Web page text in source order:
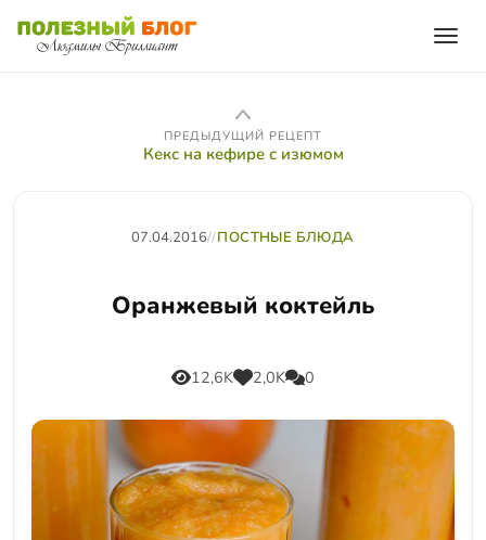
ПРЕДЫДУЩИЙ РЕЦЕПТ
Кекс на кефире с изюмом
07.04.2016//ПОСТНЫЕ БЛЮДА
Оранжевый коктейль
12,6K 2,0K 0